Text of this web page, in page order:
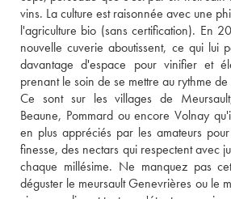
vins. La culture est raisonnée avec une
l'agriculture bio (sans certification). En
nouvelle cuverie aboutissent, ce qui lui
davantage d'espace pour vinifier et
prenant le soin de se mettre au rythme
Ce sont sur les villages de
Beaune, Pommard ou encore Volnay
en plus appréciés par les amateurs
finesse, des nectars qui respectent avec
chaque millésime. Ne manquez pas
déguster le meursault Genevrières ou le